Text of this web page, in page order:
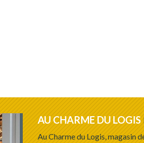
AU CHARME DU LOGIS
Au Charme du Logis, magasin